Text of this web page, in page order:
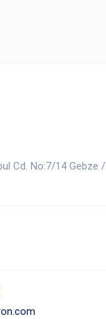
Cd. No:7/14 Gebze /